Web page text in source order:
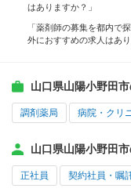
はありますか？」
「薬剤師の募集を都内で
外におすすめの求人はあ
山口県山陽小野田
調剤薬局 病院・クリ
山口県山陽小野田
正社員 契約社員・嘱